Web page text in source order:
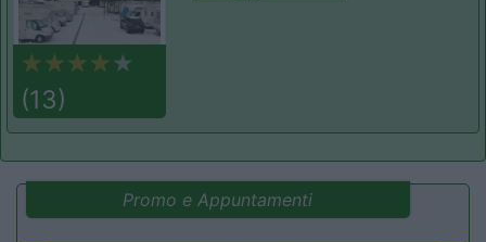
(13)
Promo e Appuntamenti